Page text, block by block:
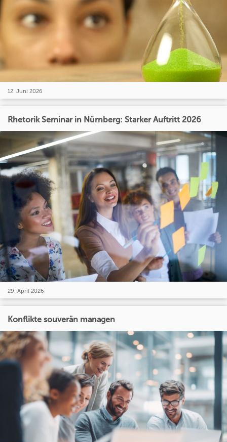
12. Juni 2026
Rhetorik Seminar in Nürnberg: Starker Auftritt 2026
29. April 2026
Konflikte souverän managen